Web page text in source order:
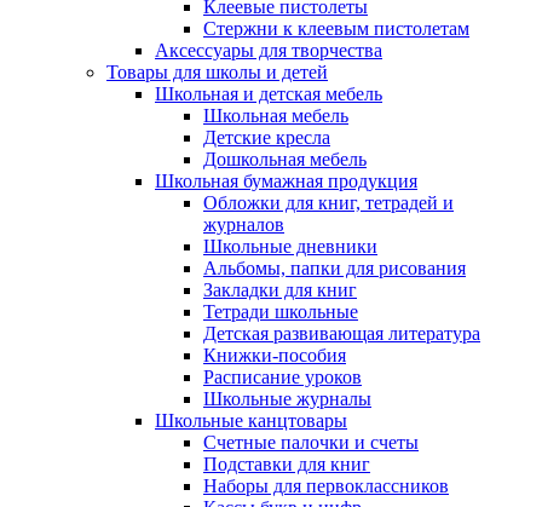
Клеевые пистолеты
Стержни к клеевым пистолетам
Аксессуары для творчества
Товары для школы и детей
Школьная и детская мебель
Школьная мебель
Детские кресла
Дошкольная мебель
Школьная бумажная продукция
Обложки для книг, тетрадей и
журналов
Школьные дневники
Альбомы, папки для рисования
Закладки для книг
Тетради школьные
Детская развивающая литература
Книжки-пособия
Расписание уроков
Школьные журналы
Школьные канцтовары
Счетные палочки и счеты
Подставки для книг
Наборы для первоклассников